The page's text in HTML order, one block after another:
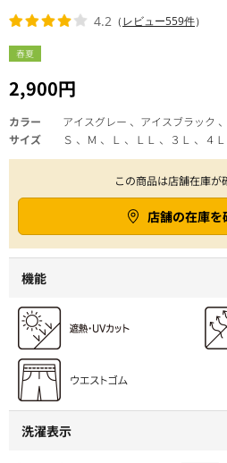
春夏
2,900円
4.2 （レビュー559件）
カラー
アイスグレー 、アイスブラック
サイズ
Ｓ 、Ｍ 、Ｌ 、ＬＬ 、３Ｌ 、４Ｌ
この商品は店舗在庫が
店舗の在庫を
機能
洗濯表示